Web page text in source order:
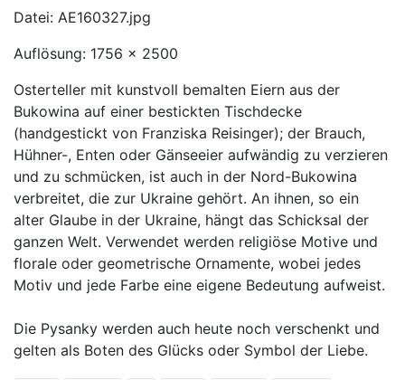
Datei: AE160327.jpg
Auflösung: 1756 x 2500
Osterteller mit kunstvoll bemalten Eiern aus der
Bukowina auf einer bestickten Tischdecke
(handgestickt von Franziska Reisinger); der Brauch,
Hühner-, Enten oder Gänseeier aufwändig zu verzieren
und zu schmücken, ist auch in der Nord-Bukowina
verbreitet, die zur Ukraine gehört. An ihnen, so ein
alter Glaube in der Ukraine, hängt das Schicksal der
ganzen Welt. Verwendet werden religiöse Motive und
florale oder geometrische Ornamente, wobei jedes
Motiv und jede Farbe eine eigene Bedeutung aufweist.
Die Pysanky werden auch heute noch verschenkt und
gelten als Boten des Glücks oder Symbol der Liebe.